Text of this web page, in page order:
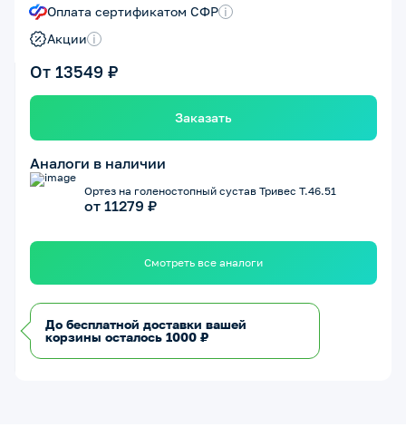
Оплата сертификатом СФР i
Акции i
От 13549 ₽
Заказать
Аналоги в наличии
Ортез на голеностопный сустав Тривес Т.46.51
от 11279 ₽
Смотреть все аналоги
До бесплатной доставки вашей
корзины осталось 1000 ₽